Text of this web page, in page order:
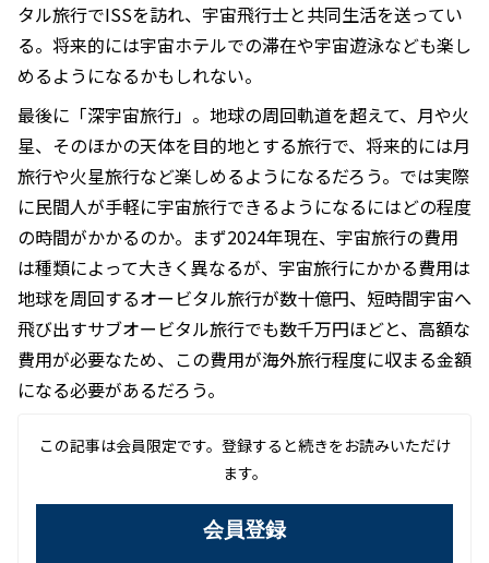
タル旅行でISSを訪れ、宇宙飛行士と共同生活を送ってい
る。将来的には宇宙ホテルでの滞在や宇宙遊泳なども楽し
めるようになるかもしれない。
最後に「深宇宙旅行」。地球の周回軌道を超えて、月や火
星、そのほかの天体を目的地とする旅行で、将来的には月
旅行や火星旅行など楽しめるようになるだろう。では実際
に民間人が手軽に宇宙旅行できるようになるにはどの程度
の時間がかかるのか。まず2024年現在、宇宙旅行の費用
は種類によって大きく異なるが、宇宙旅行にかかる費用は
地球を周回するオービタル旅行が数十億円、短時間宇宙へ
飛び出すサブオービタル旅行でも数千万円ほどと、高額な
費用が必要なため、この費用が海外旅行程度に収まる金額
になる必要があるだろう。
この記事は会員限定です。登録すると続きをお読みいただけ
ます。
会員登録